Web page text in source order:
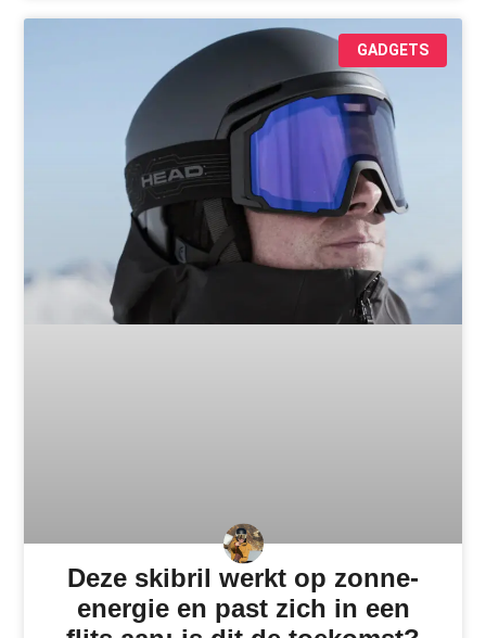
GADGETS
Deze skibril werkt op zonne-
energie en past zich in een